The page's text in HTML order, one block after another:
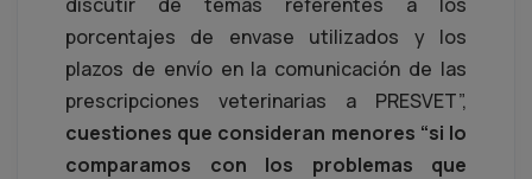
porcentajes de envase utilizados y los
plazos de envío en la comunicación de las
prescripciones veterinarias a PRESVET”,
cuestiones que consideran menores “si lo
comparamos con los problemas que